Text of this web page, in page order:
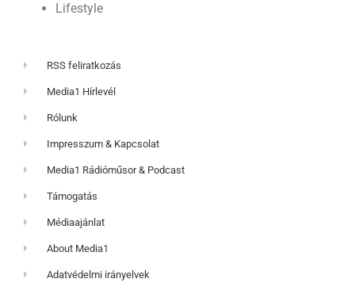
Lifestyle
RSS feliratkozás
Media1 Hírlevél
Rólunk
Impresszum & Kapcsolat
Media1 Rádióműsor & Podcast
Támogatás
Médiaajánlat
About Media1
Adatvédelmi irányelvek